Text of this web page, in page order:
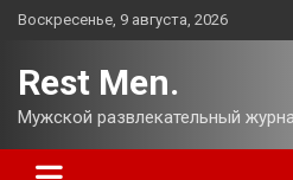
Перейти
Воскресенье, 9 августа, 2026
Rest Men.
Мужской развлекательный